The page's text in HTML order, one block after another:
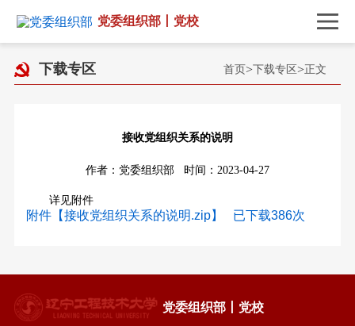
党委组织部丨党校
下载专区 首页>下载专区>正文
接收党组织关系的说明
作者：党委组织部 时间：2023-04-27
详见附件
附件【接收党组织关系的说明.zip】 已下载386次
党委组织部丨党校